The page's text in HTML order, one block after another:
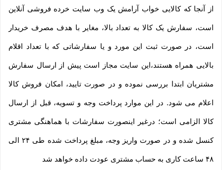
از آنجا که کالایی خواب آرامش یک وب ‌سایت خرده‌ فروشی آنلاین
است، سفارش یک کالا به تعداد بالا، مغایر با هدف مصرف خریدار
است، در صورت ثبت این مورد و یا سفارشاتی که با تعداد اقلام
بالایی همراه هستند،این سایت مجاز است پیش از ارسال سفارش
مشتریان ابتدا بررسی نموده و در صورت تایید، امکان فروش کالا
اعلام می شود. در این موارد پرداخت وجه و تسویه، قبل از ارسال
کالا الزامی است؛ درغیر اینصورت سفارشات با هماهنگی مشتری
کنسل شده و در صورت واریز وجه، مبلغ پرداخت شده طی ۲۴ الی
۴۸ ساعت کاری به حساب مشتری عودت داده خواهد شد